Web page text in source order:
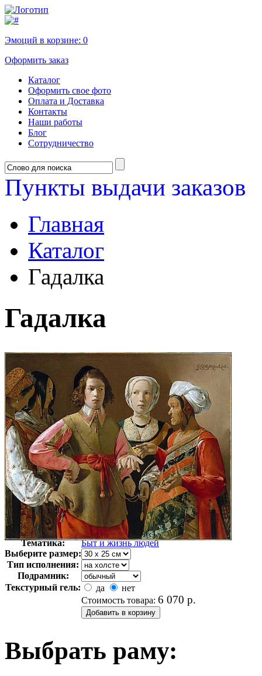
Эмоций в корзине: 0
Оформить заказ
Каталог
Оформить свое фото
Оплата и Доставка
Контакты
Наши работы
Блог
Сотрудничество
Пункты выдачи заказов
Главная
Каталог
Гадалка
Гадалка
Автор:
Латур Жорж
Арт-стиль
Французская живопись
Тематика:
Быт и жизнь людей
Выберите размер:
Тип исполнения:
Подрамник:
Текстурный гель:
да
нет
Стоимость товара: 6 070 р.
Выбрать раму: